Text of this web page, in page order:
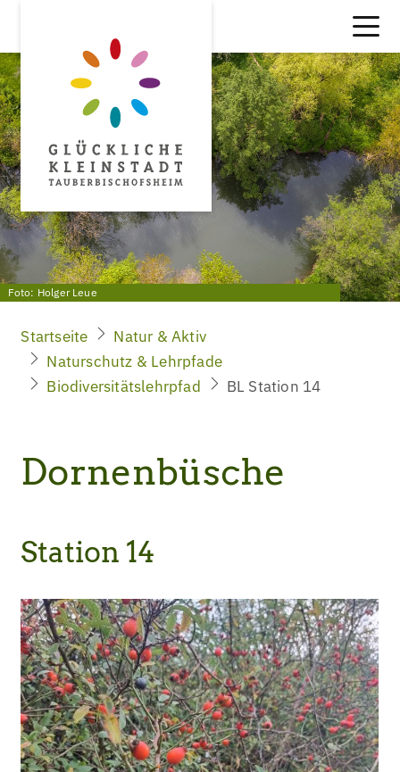
Foto: Holger Leue
Startseite
Natur & Aktiv
Naturschutz & Lehrpfade
Biodiversitätslehrpfad
BL Station 14
Dornenbüsche
Station 14